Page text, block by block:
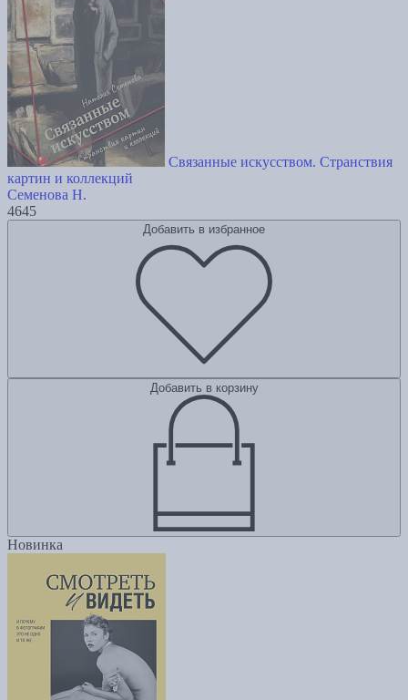
Связанные искусством. Странствия
картин и коллекций
Семенова Н.
4645
Добавить в избранное
Добавить в корзину
Новинка